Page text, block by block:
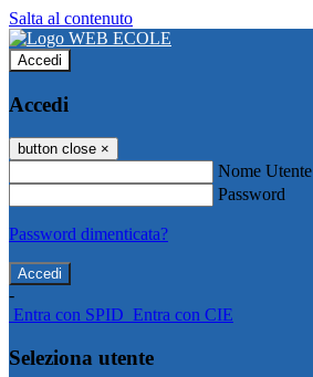
Salta al contenuto
Accedi
Accedi
button close ×
Nome Utente
Password
Password dimenticata?
-
Entra con SPID Entra con CIE
Seleziona utente